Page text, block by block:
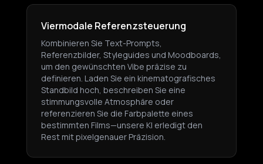
Viermodale Referenzsteuerung
Kombinieren Sie Text-Prompts,
Referenzbilder, Styleguides und Moodboards,
um den gewünschten Vibe präzise zu
definieren. Laden Sie ein kinematografisches
Standbild hoch, beschreiben Sie eine
stimmungsvolle Atmosphäre oder
referenzieren Sie die Farbpalette eines
bestimmten Films—unsere KI erledigt den
Rest mit pixelgenauer Präzision.